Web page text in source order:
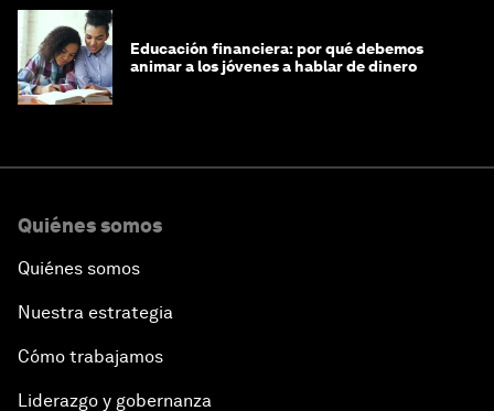
Educación financiera: por qué debemos
animar a los jóvenes a hablar de dinero
Quiénes somos
Quiénes somos
Nuestra estrategia
Cómo trabajamos
Liderazgo y gobernanza